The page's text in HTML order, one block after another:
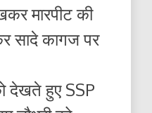
मारपीट की
सादे कागज पर
देखते हुए SSP